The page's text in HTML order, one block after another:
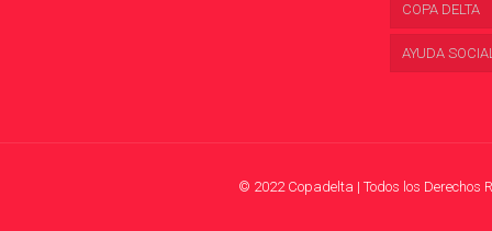
COPA DELTA
AYUDA
© 2022 Copadelta | Todos los Derechos